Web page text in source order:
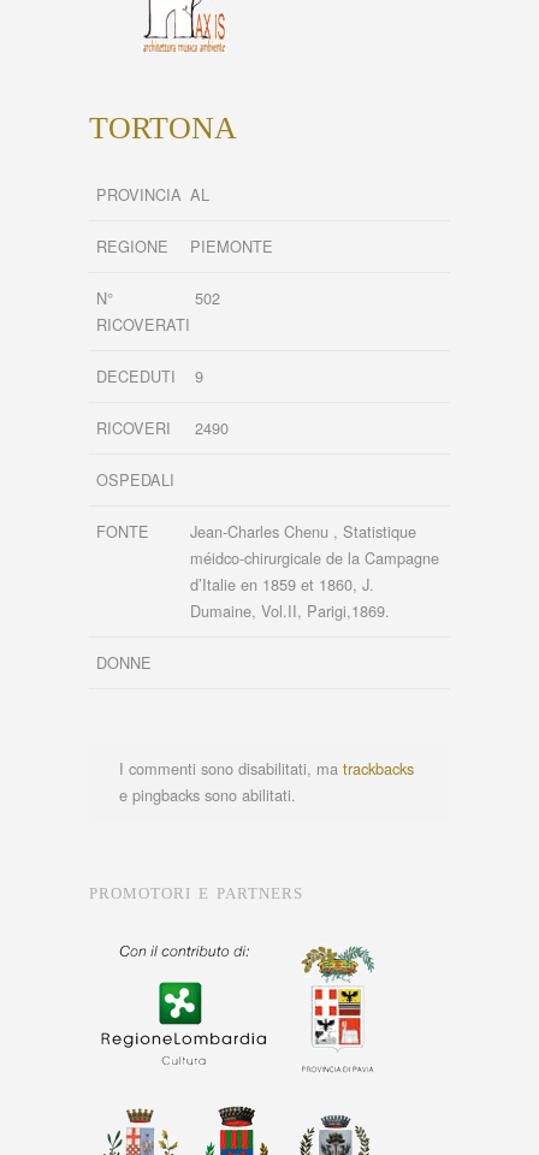
TORTONA
PROVINCIA AL
REGIONE PIEMONTE
N°
RICOVERATI
502
DECEDUTI 9
RICOVERI 2490
OSPEDALI
FONTE
Jean-Charles Chenu , Statistique
méidco-chirurgicale de la Campagne
d’Italie en 1859 et 1860, J.
Dumaine, Vol.II, Parigi,1869.
DONNE
I commenti sono disabilitati, ma trackbacks
e pingbacks sono abilitati.
PROMOTORI E PARTNERS